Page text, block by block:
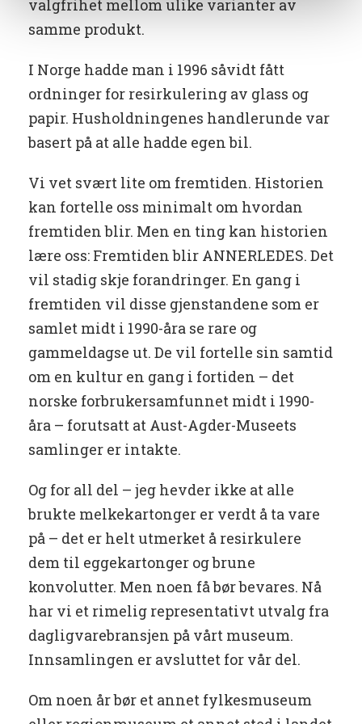
valgfrihet mellom ulike varianter av
samme produkt.
I Norge hadde man i 1996 såvidt fått
ordninger for resirkulering av glass og
papir. Husholdningenes handlerunde var
basert på at alle hadde egen bil.
Vi vet svært lite om fremtiden. Historien
kan fortelle oss minimalt om hvordan
fremtiden blir. Men en ting kan historien
lære oss: Fremtiden blir ANNERLEDES. Det
vil stadig skje forandringer. En gang i
fremtiden vil disse gjenstandene som er
samlet midt i 1990-åra se rare og
gammeldagse ut. De vil fortelle sin samtid
om en kultur en gang i fortiden – det
norske forbrukersamfunnet midt i 1990-
åra – forutsatt at Aust-Agder-Museets
samlinger er intakte.
Og for all del – jeg hevder ikke at alle
brukte melkekartonger er verdt å ta vare
på – det er helt utmerket å resirkulere
dem til eggekartonger og brune
konvolutter. Men noen få bør bevares. Nå
har vi et rimelig representativt utvalg fra
dagligvarebransjen på vårt museum.
Innsamlingen er avsluttet for vår del.
Om noen år bør et annet fylkesmuseum